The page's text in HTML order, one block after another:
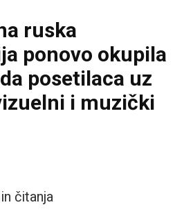
ruska
ponovo okupila
posetilaca uz
i muzički
čitanja